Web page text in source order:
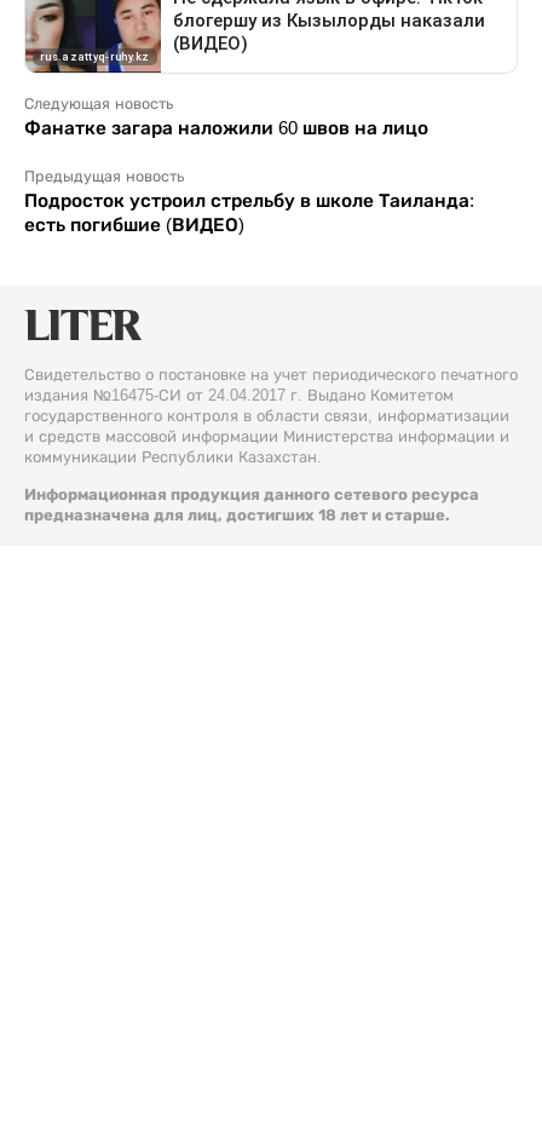
Следующая новость
Фанатке загара наложили 60 швов на лицо
Предыдущая новость
Подросток устроил стрельбу в школе Таиланда:
есть погибшие (ВИДЕО)
Свидетельство о постановке на учет периодического печатного
издания №16475-СИ от 24.04.2017 г. Выдано Комитетом
государственного контроля в области связи, информатизации
и средств массовой информации Министерства информации и
коммуникации Республики Казахстан.
Информационная продукция данного сетевого ресурса
предназначена для лиц, достигших 18 лет и старше.